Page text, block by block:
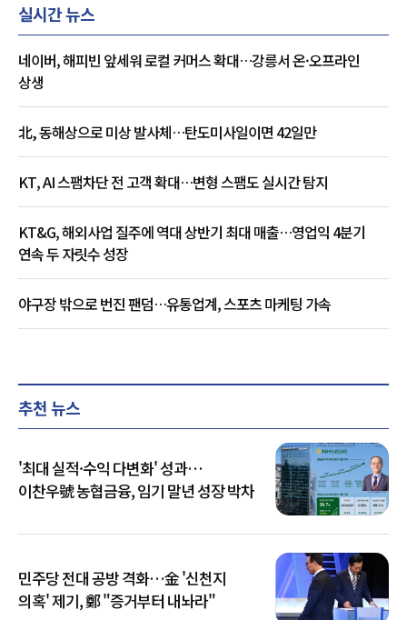
실시간 뉴스
네이버, 해피빈 앞세워 로컬 커머스 확대…강릉서 온·오프라인
상생
北, 동해상으로 미상 발사체…탄도미사일이면 42일만
KT, AI 스팸차단 전 고객 확대…변형 스팸도 실시간 탐지
KT&G, 해외사업 질주에 역대 상반기 최대 매출…영업익 4분기
연속 두 자릿수 성장
야구장 밖으로 번진 팬덤…유통업계, 스포츠 마케팅 가속
추천 뉴스
'최대 실적·수익 다변화' 성과…
이찬우號 농협금융, 임기 말년 성장 박차
민주당 전대 공방 격화…金 '신천지
의혹' 제기, 鄭 "증거부터 내놔라"